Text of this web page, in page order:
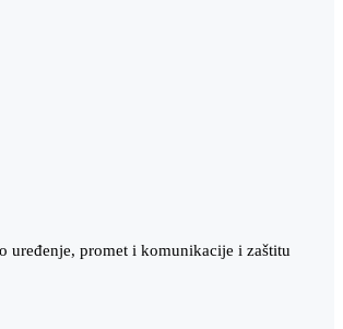
uređenje, promet i komunikacije i zaštitu